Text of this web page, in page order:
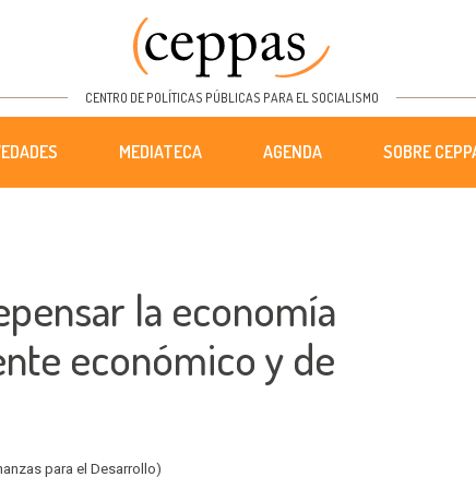
CENTRO DE POLÍTICAS PÚBLICAS PARA EL SOCIALISMO
MEDIATECA AGENDA SOBRE
la economía
económico y de
para el Desarrollo)